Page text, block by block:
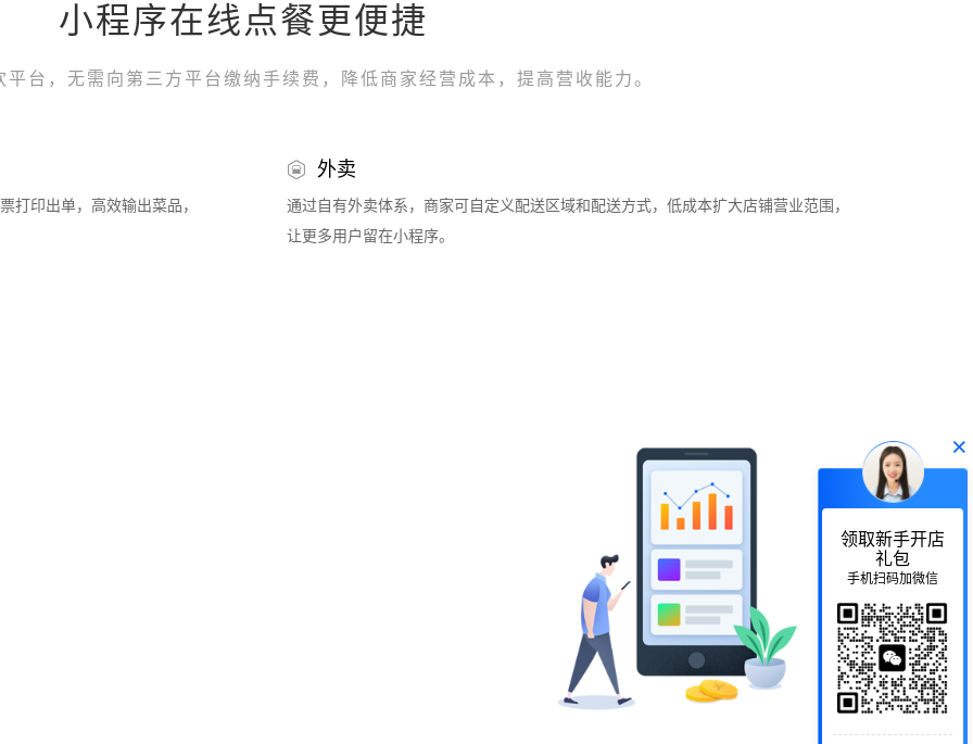
小程序在线点餐更便捷
台，无需向第三方平台缴纳手续费，降低商家经营成本，提高营收能力。
打印出单，高效输出菜品，
外卖
通过自有外卖体系，商家可自定义配送区域和配送方式，低成本扩大店铺营业范围，
让更多用户留在小程序。
×
领取新手开店
礼包
手机扫码加微信